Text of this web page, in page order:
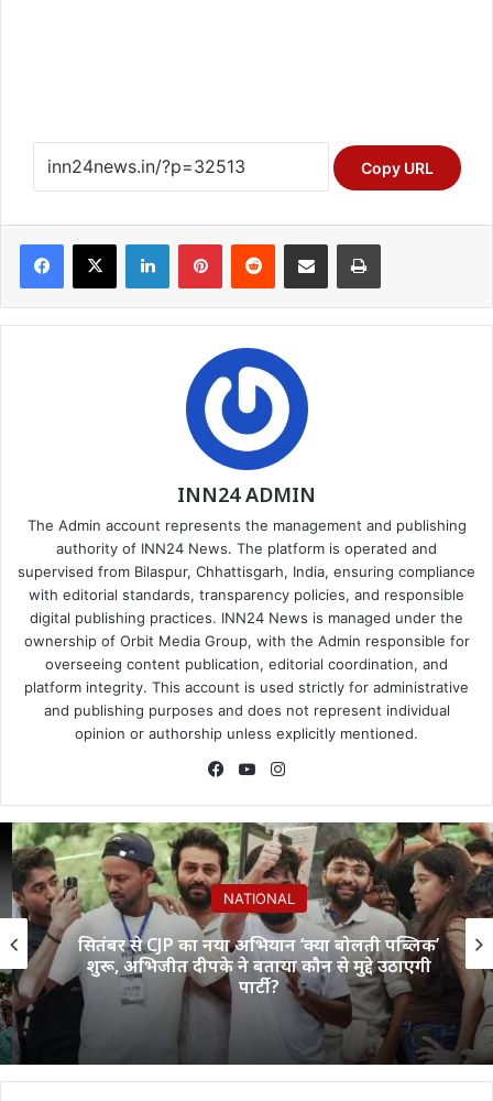
Copy URL
Facebook
X LinkedInPinterestReddit Share via Email Print
INN24 ADMIN
The Admin account represents the management and publishing
authority of INN24 News. The platform is operated and
supervised from Bilaspur, Chhattisgarh, India, ensuring compliance
with editorial standards, transparency policies, and responsible
digital publishing practices. INN24 News is managed under the
ownership of Orbit Media Group, with the Admin responsible for
overseeing content publication, editorial coordination, and
platform integrity. This account is used strictly for administrative
and publishing purposes and does not represent individual
opinion or authorship unless explicitly mentioned.
FacebookYouTube
NATIONAL
सितंबर से CJP का नया अभियान ‘क्या बोलती पब्लिक’
शुरू, अभिजीत दीपके ने बताया कौन से मुद्दे उठाएगी
पार्टी?